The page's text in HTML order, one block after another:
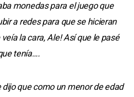
monedas para el juego que
a redes para que se hicieran
la cara, Ale! Así que le pasé
tenía….
que como un menor de edad